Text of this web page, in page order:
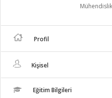
Profil
Kişisel
Eğitim Bilgileri